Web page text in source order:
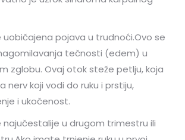
uobičajena pojava u trudnoći.Ovo se
tečnosti (edem) u
zglobu. Ovaj otok steže petlju, koja
nerv koji vodi do ruku i prstiju,
i ukočenost.
najučestalije u drugom trimestru ili